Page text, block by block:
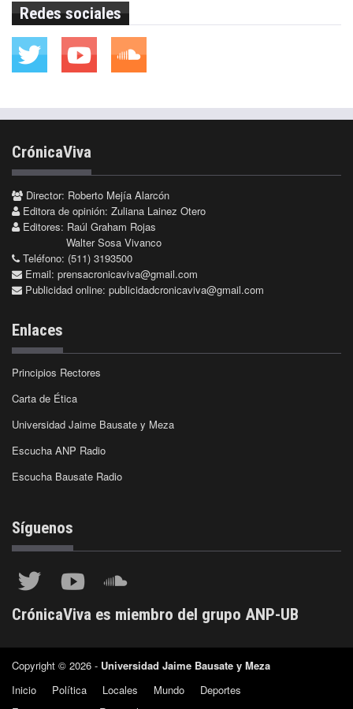
Redes sociales
CrónicaViva
Director: Roberto Mejía Alarcón
Editora de opinión: Zuliana Lainez Otero
Editores: Raúl Graham Rojas
Walter Sosa Vivanco
Teléfono: (511) 3193500
Email: prensacronicaviva@gmail.com
Publicidad online: publicidadcronicaviva@gmail.com
Enlaces
Principios Rectores
Carta de Ética
Universidad Jaime Bausate y Meza
Escucha ANP Radio
Escucha Bausate Radio
Síguenos
CrónicaViva es miembro del grupo ANP-UB
Copyright © 2026 - Universidad Jaime Bausate y Meza
Inicio
Política Locales Mundo
Deportes